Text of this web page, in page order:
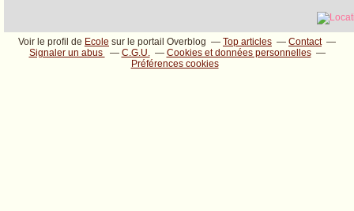
Voir le profil de Ecole sur le portail Overblog Top articles
Contact
Signaler un abus
C.G.U.
Cookies et données personnelles
Préférences cookies